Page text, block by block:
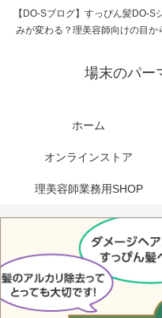
【DO-Sブログ】すっぴん髪DO-
みが変わる？理美容師向けの目
場末のパー
ホーム
オンラインストア
理美容師業務用SHOP